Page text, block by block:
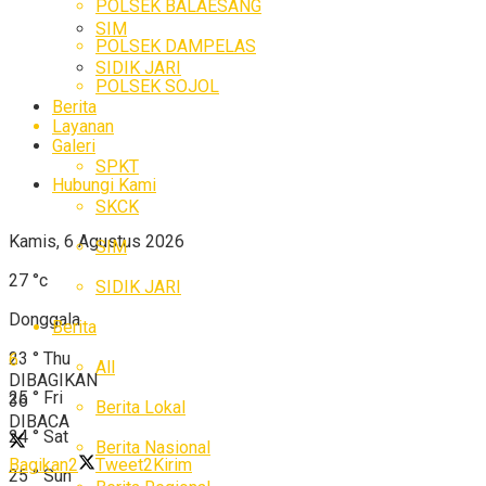
SIM
SIDIK JARI
Berita
Galeri
Hubungi Kami
Kamis, 6 Agustus 2026
27 °c
Donggala
23 ° Thu
25 ° Fri
24 ° Sat
25 ° Sun
POLSEK BALAESANG
POLSEK DAMPELAS
POLSEK SOJOL
Layanan
SPKT
SKCK
SIM
SIDIK JARI
Berita
All
Berita Lokal
Berita Nasional
6
DIBAGIKAN
36
DIBACA
Bagikan2 Tweet2 Kirim